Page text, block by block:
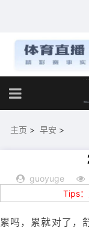
主页 > 早安 >
guoyuge
Tips
累吗，累就对了，